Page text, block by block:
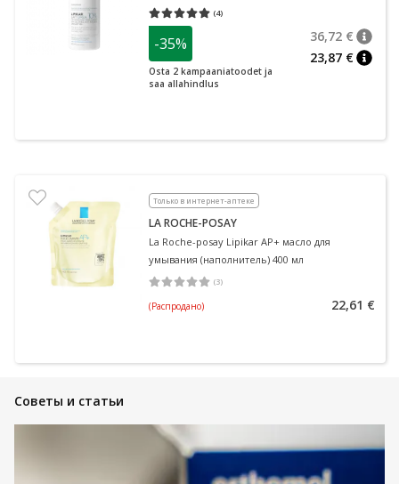
мочевиной 400 мл
(4)
Средняя оценка 5.00
-35%
Osta 2 kampaaniatoodet ja
saa allahindlus
36,72 €
23,87 €
Только в интернет-аптеке
LA ROCHE-POSAY
La Roche-posay Lipikar AP+ масло для
умывания (наполнитель) 400 мл
(3)
Средняя оценка 5.00
(Распродано) 22,61 €
Советы и статьи